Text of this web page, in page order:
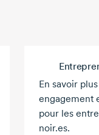
En savoir
engagement
pour les
noir.es.